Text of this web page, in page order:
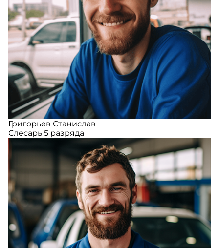
Григорьев Станислав
Слесарь 5 разряда